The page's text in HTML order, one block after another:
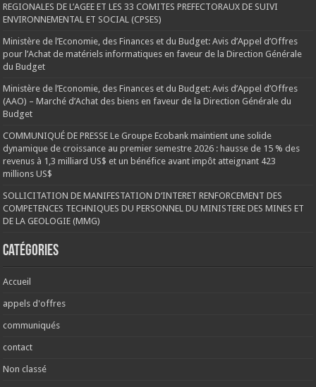
REGIONALES DE L’AGEE ET LES 33 COMITES PREFECTORAUX DE SUIVI
ENVIRONNEMENTAL ET SOCIAL (CPSES)
Ministère de l’Economie, des Finances et du Budget: Avis d’Appel d’Offres
pour l’Achat de matériels informatiques en faveur de la Direction Générale
du Budget
Ministère de l’Economie, des Finances et du Budget: Avis d’Appel d’Offres
(AAO) – Marché d’Achat des biens en faveur de la Direction Générale du
Budget
COMMUNIQUÉ DE PRESSE Le Groupe Ecobank maintient une solide
dynamique de croissance au premier semestre 2026 : hausse de 15 % des
revenus à 1,3 milliard US$ et un bénéfice avant impôt atteignant 423
millions US$
SOLLICITATION DE MANIFESTATION D’INTERET RENFORCEMENT DES
COMPETENCES TECHNIQUES DU PERSONNEL DU MINISTERE DES MINES ET
DE LA GEOLOGIE (MMG)
Catégories
Accueil
appels d'offres
communiqués
contact
Non classé